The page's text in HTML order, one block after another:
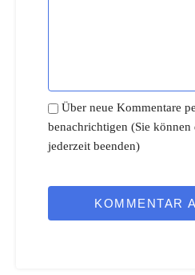
Über neue Kommentare
benachrichtigen (Sie können
jederzeit beenden)
KOMMENTAR